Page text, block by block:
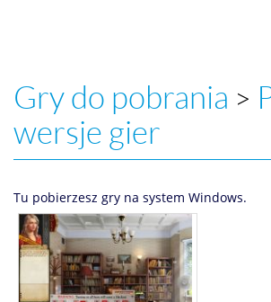
Gry do pobrania >
wersje gier
Tu pobierzesz gry na system Windows.